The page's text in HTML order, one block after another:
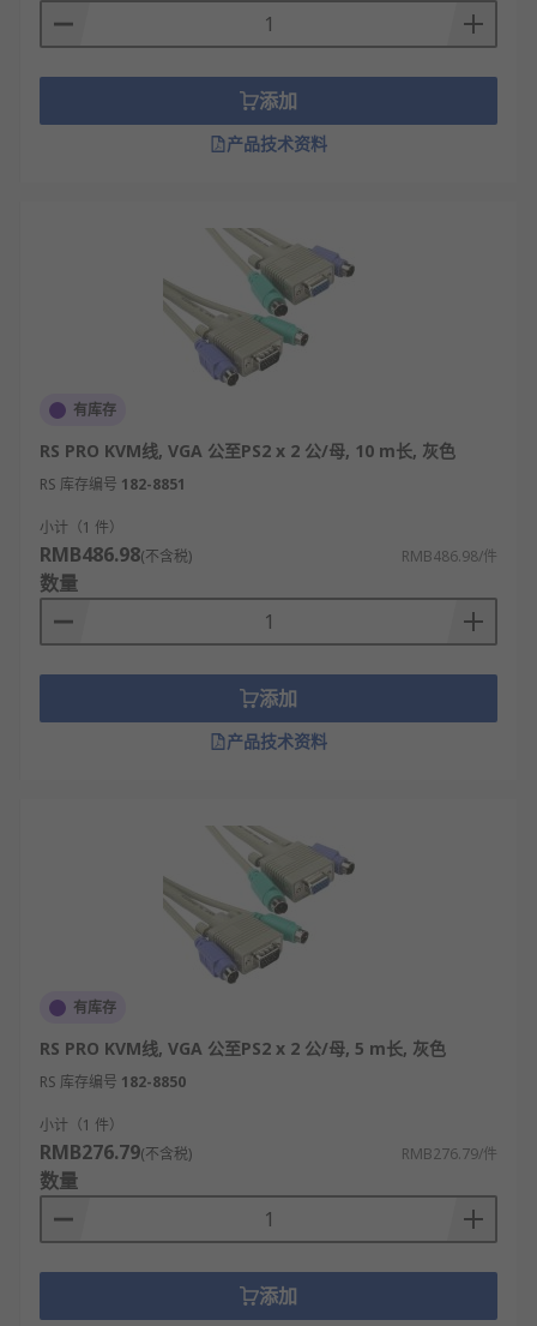
在切换器端，线缆将多台电脑的信号汇集，等
待用户通过切换器选择其中一台进行控制。
它本身不处理信号，而是保持信号的通路，确
保信号在传输过程中的完整性。
高质量的线缆通过屏蔽层和规范的线材设计，
主机的模拟键鼠指令信号。
即插即用，电脑将其识别为标准的键盘、鼠标
和显示器连接，无需额外驱动。
频、键盘、鼠标）的功能集合于一根线缆中。
接口标准化，两端通常采用标准的
VGA/HDMI、USB-A或PS/2接口，兼容性高。
简化布线，显著减少了从KVM切换器到多台电
脑主机之间的线缆数量，使机柜整洁。
即插即用，绝大多数情况下无需安装驱动程
传输性能依赖线材质量，高质量的线缆能保证
视频信号清晰稳定，键鼠响应迅速。
部分高端线缆内置芯片，用于信号整形和增
强，以支持更高的分辨率和刷新率。
结构相对复杂，内部线芯较多，比普通单功能
线缆更粗，弯曲半径相对较大。
按接口组合分：VGA+USB、DVI+USB、
HDMI+USB、DP+USB是最常见的组合形式。
广；仍有PS/2接口型用于老旧设备。
按功能分：基础型仅传输视频和键鼠信号；增
强型可能支持音频传输和USB HUB功能。
按线缆结构分：一体式集成线缆最为常见；模
块化线缆通过适配头转换视频接口类型。
按屏蔽等级分：无屏蔽、铝箔屏蔽、编织网屏
添加
产品技术资料
有库存
RS PRO KVM线, VGA 公至PS2 x 2 公/母, 10 m长, 灰色
RS 库存编号 182-8851
小计（1 件）
RMB486.98(不含税) RMB486.98/件
数量
添加
产品技术资料
有库存
RS PRO KVM线, VGA 公至PS2 x 2 公/母, 5 m长, 灰色
RS 库存编号 182-8850
小计（1 件）
RMB276.79(不含税) RMB276.79/件
数量
添加